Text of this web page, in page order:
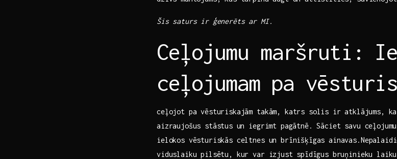
Šis ‍saturs ir ģenerēts ar​ MI.
Ceļojumu maršruti:⁣
ceļojumam ⁣pa
ceļojot ‍pa vēsturiskajām takām, katrs solis⁣ ir atklājums,
aizraujošus stāstus⁣ un iegrimt pagātnē. Sāciet savu
ielokos vēsturiskās celtnes​ un‍ brīnišķīgas‌
viduslaiku pilsētu, kur ‍var izjust⁤ spīdīgus bruņinieku